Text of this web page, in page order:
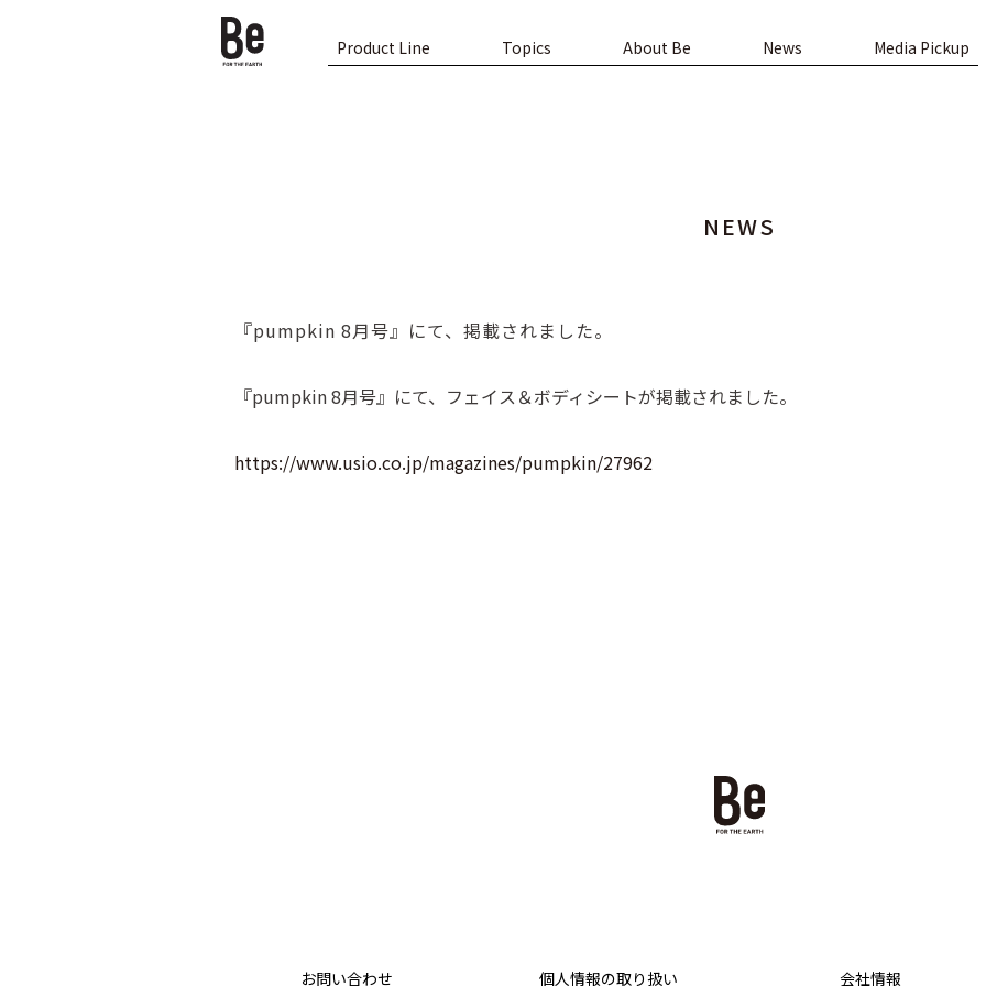
Product Line Topics About Be News Media Pickup
NEWS
『pumpkin 8月号』にて、掲載されました。
『pumpkin 8月号』にて、フェイス＆ボディシートが掲載されました。
https://www.usio.co.jp/magazines/pumpkin/27962
お問い合わせ 個人情報の取り扱い 会社情報